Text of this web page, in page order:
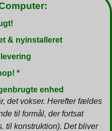
& nyinstalleret
*
enhed
det vokser. Herefter fældes
til formål, der fortsat
til konstruktion). Det bliver